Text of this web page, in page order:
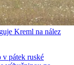
Kreml na nález
pátek ruské